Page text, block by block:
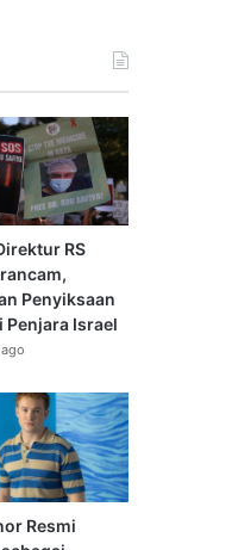
RS
Penyiksaan
Penjara Israel
Resmi